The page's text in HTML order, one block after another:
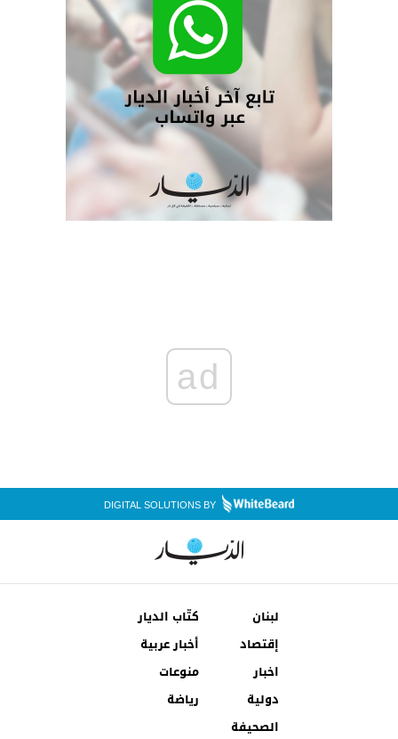
ad
DIGITAL SOLUTIONS BY
لبنان
كتّاب الديار
إقتصاد
أخبار عربية
اخبار
دولية
منوعات
رياضة
الصحيفة